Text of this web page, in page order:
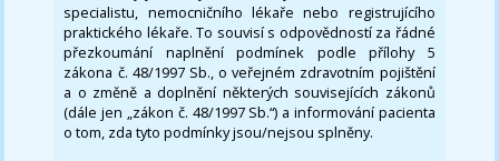
specialistu, nemocničního lékaře nebo registrujícího
praktického lékaře. To souvisí s odpovědností za řádné
přezkoumání naplnění podmínek podle přílohy 5
zákona č. 48/1997 Sb., o veřejném zdravotním pojištění
a o změně a doplnění některých souvisejících zákonů
(dále jen „zákon č. 48/1997 Sb.“) a informování pacienta
o tom, zda tyto podmínky jsou/nejsou splněny.